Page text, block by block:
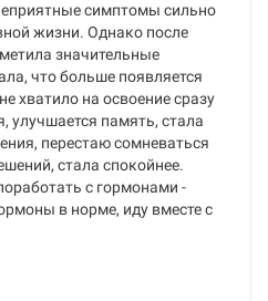
симптомы сильно
жизни. Однако после
значительные
что больше появляется
хватило на освоение сразу
улучшается память, стала
перестаю сомневаться
стала спокойнее.
с гормонами -
в норме, иду вместе с